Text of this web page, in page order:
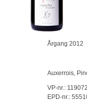
Årgang 2012
Auxerrois,
VP-nr.:
EPD-nr.: